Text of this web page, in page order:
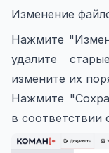
Изменение
Нажмите
удалите
измените их
Нажмите
в соответствии